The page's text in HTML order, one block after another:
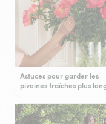
Astuces pour garder les
pivoines fraîches plus